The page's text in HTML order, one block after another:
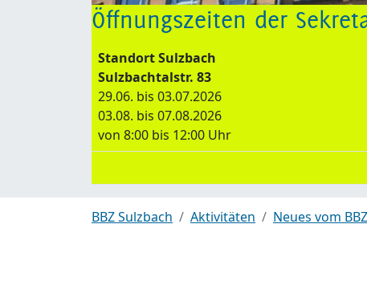
Öffnungszeiten der
Standort Sulzbach
Sulzbachtalstr. 83
29.06. bis 03.07.2026
03.08. bis 07.08.2026
von 8:00 bis 12:00 Uhr
BBZ Sulzbach Aktivitäten Neues vom